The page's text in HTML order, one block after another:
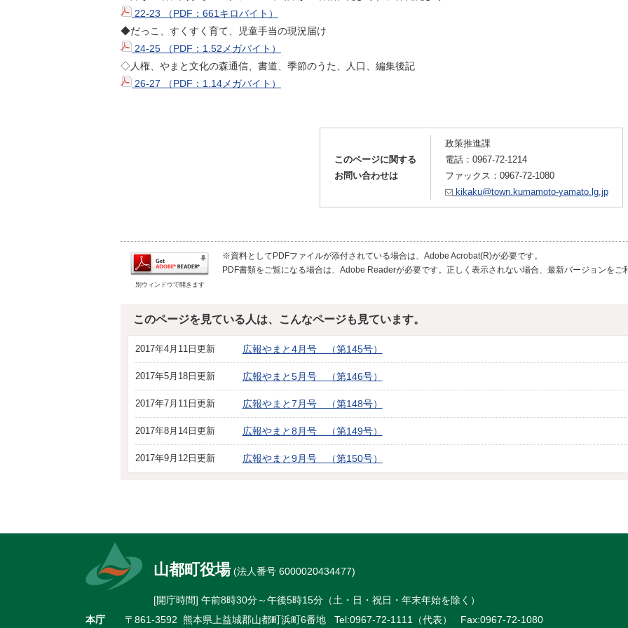
22-23 （PDF：661キロバイト）
◆だっこ、すくすく育て、児童手当の現況届け
24-25 （PDF：1.52メガバイト）
◇人権、やまと文化の森通信、書道、季節のうた、人口、編集後記
26-27 （PDF：1.14メガバイト）
このページに関する
お問い合わせは
政策推進課
電話： 0967-72-1214
ファックス：0967-72-1080
kikaku@town.kumamoto-yamato.lg.jp
別ウィンドウで開きます
※資料としてPDFファイルが添付されている場合は、Adobe Acrobat(R)が必要です。
PDF書類をご覧になる場合は、Adobe Readerが必要です。正しく表示されない場合、最新バージョンをご
このページを見ている人は、こんなページも見ています。
2017年4月11日更新 広報やまと4月号 （第145号）
2017年5月18日更新 広報やまと5月号 （第146号）
2017年7月11日更新 広報やまと7月号 （第148号）
2017年8月14日更新 広報やまと8月号 （第149号）
2017年9月12日更新 広報やまと9月号 （第150号）
山都町役場(法人番号 6000020434477)
[開庁時間] 午前8時30分～午後5時15分（土・日・祝日・年末年始を除く）
本庁 〒861-3592 熊本県上益城郡山都町浜町6番地 Tel:0967-72-1111（代表） Fax:0967-72-1080